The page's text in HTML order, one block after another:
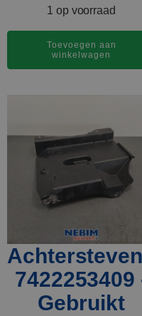
1 op voorraad
Toevoegen aan
winkelwagen
7422253409
Gebruikt